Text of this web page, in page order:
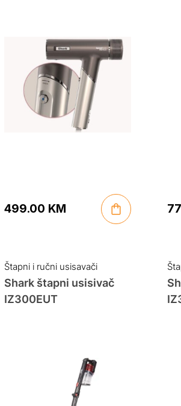
499.00 KM
Štapni i ručni usisavači
Shark štapni usisivač
IZ300EUT